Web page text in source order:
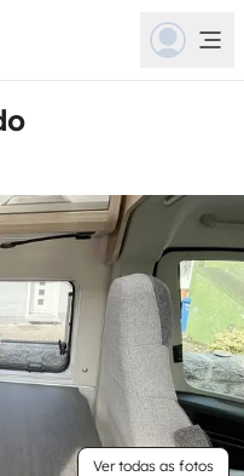
Ver todas as fotos